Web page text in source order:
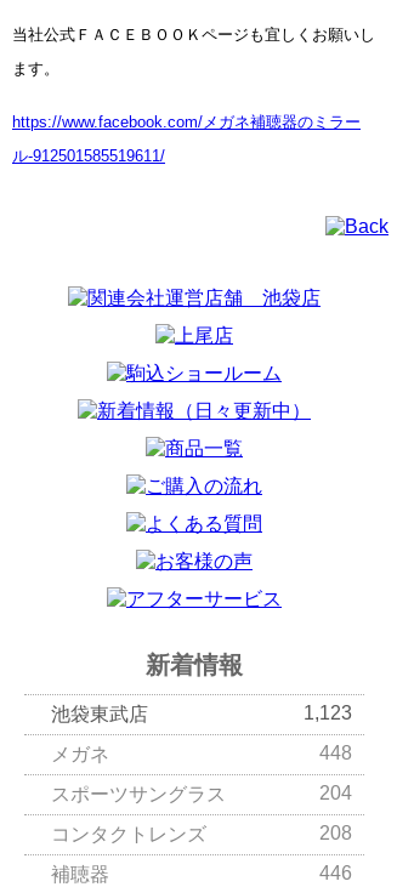
当社公式ＦＡＣＥＢＯＯＫページも宜しくお願いし
ます。
https://www.facebook.com/メガネ補聴器のミラー
ル-912501585519611/
新着情報
池袋東武店
1,123
メガネ
448
スポーツサングラス
204
コンタクトレンズ
208
補聴器
446